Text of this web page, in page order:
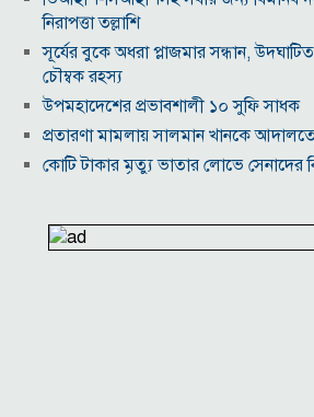
নিরাপত্তা তল্লাশি
সূর্যের বুকে অধরা প্লাজমার সন্ধান,
চৌম্বক রহস্য
উপমহাদেশের প্রভাবশালী ১০ সুফি সাধক
প্রতারণা মামলায় সালমান খানকে
কোটি টাকার মৃত্যু ভাতার লোভে সেনাদের
হিরোশিমা-নাগাসাকি হামলার ৮১ বছর:
পারমাণবিক পরিস্থিতি কি?